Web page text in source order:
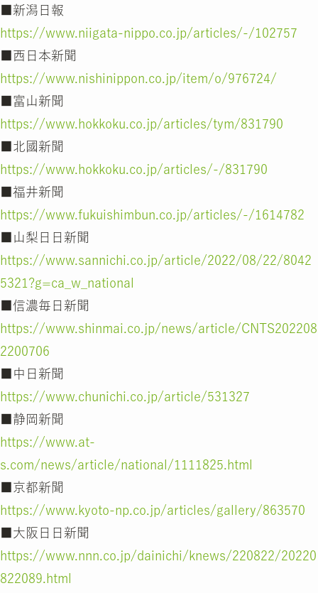
■新潟日報
https://www.niigata-nippo.co.jp/articles/-/102757
■西日本新聞
https://www.nishinippon.co.jp/item/o/976724/
■富山新聞
https://www.hokkoku.co.jp/articles/tym/831790
■北國新聞
https://www.hokkoku.co.jp/articles/-/831790
■福井新聞
https://www.fukuishimbun.co.jp/articles/-/1614782
■山梨日日新聞
https://www.sannichi.co.jp/article/2022/08/22/8042
5321?g=ca_w_national
■信濃毎日新聞
https://www.shinmai.co.jp/news/article/CNTS202208
2200706
■中日新聞
https://www.chunichi.co.jp/article/531327
■静岡新聞
https://www.at-
s.com/news/article/national/1111825.html
■京都新聞
https://www.kyoto-np.co.jp/articles/gallery/863570
■大阪日日新聞
https://www.nnn.co.jp/dainichi/knews/220822/20220
822089.html